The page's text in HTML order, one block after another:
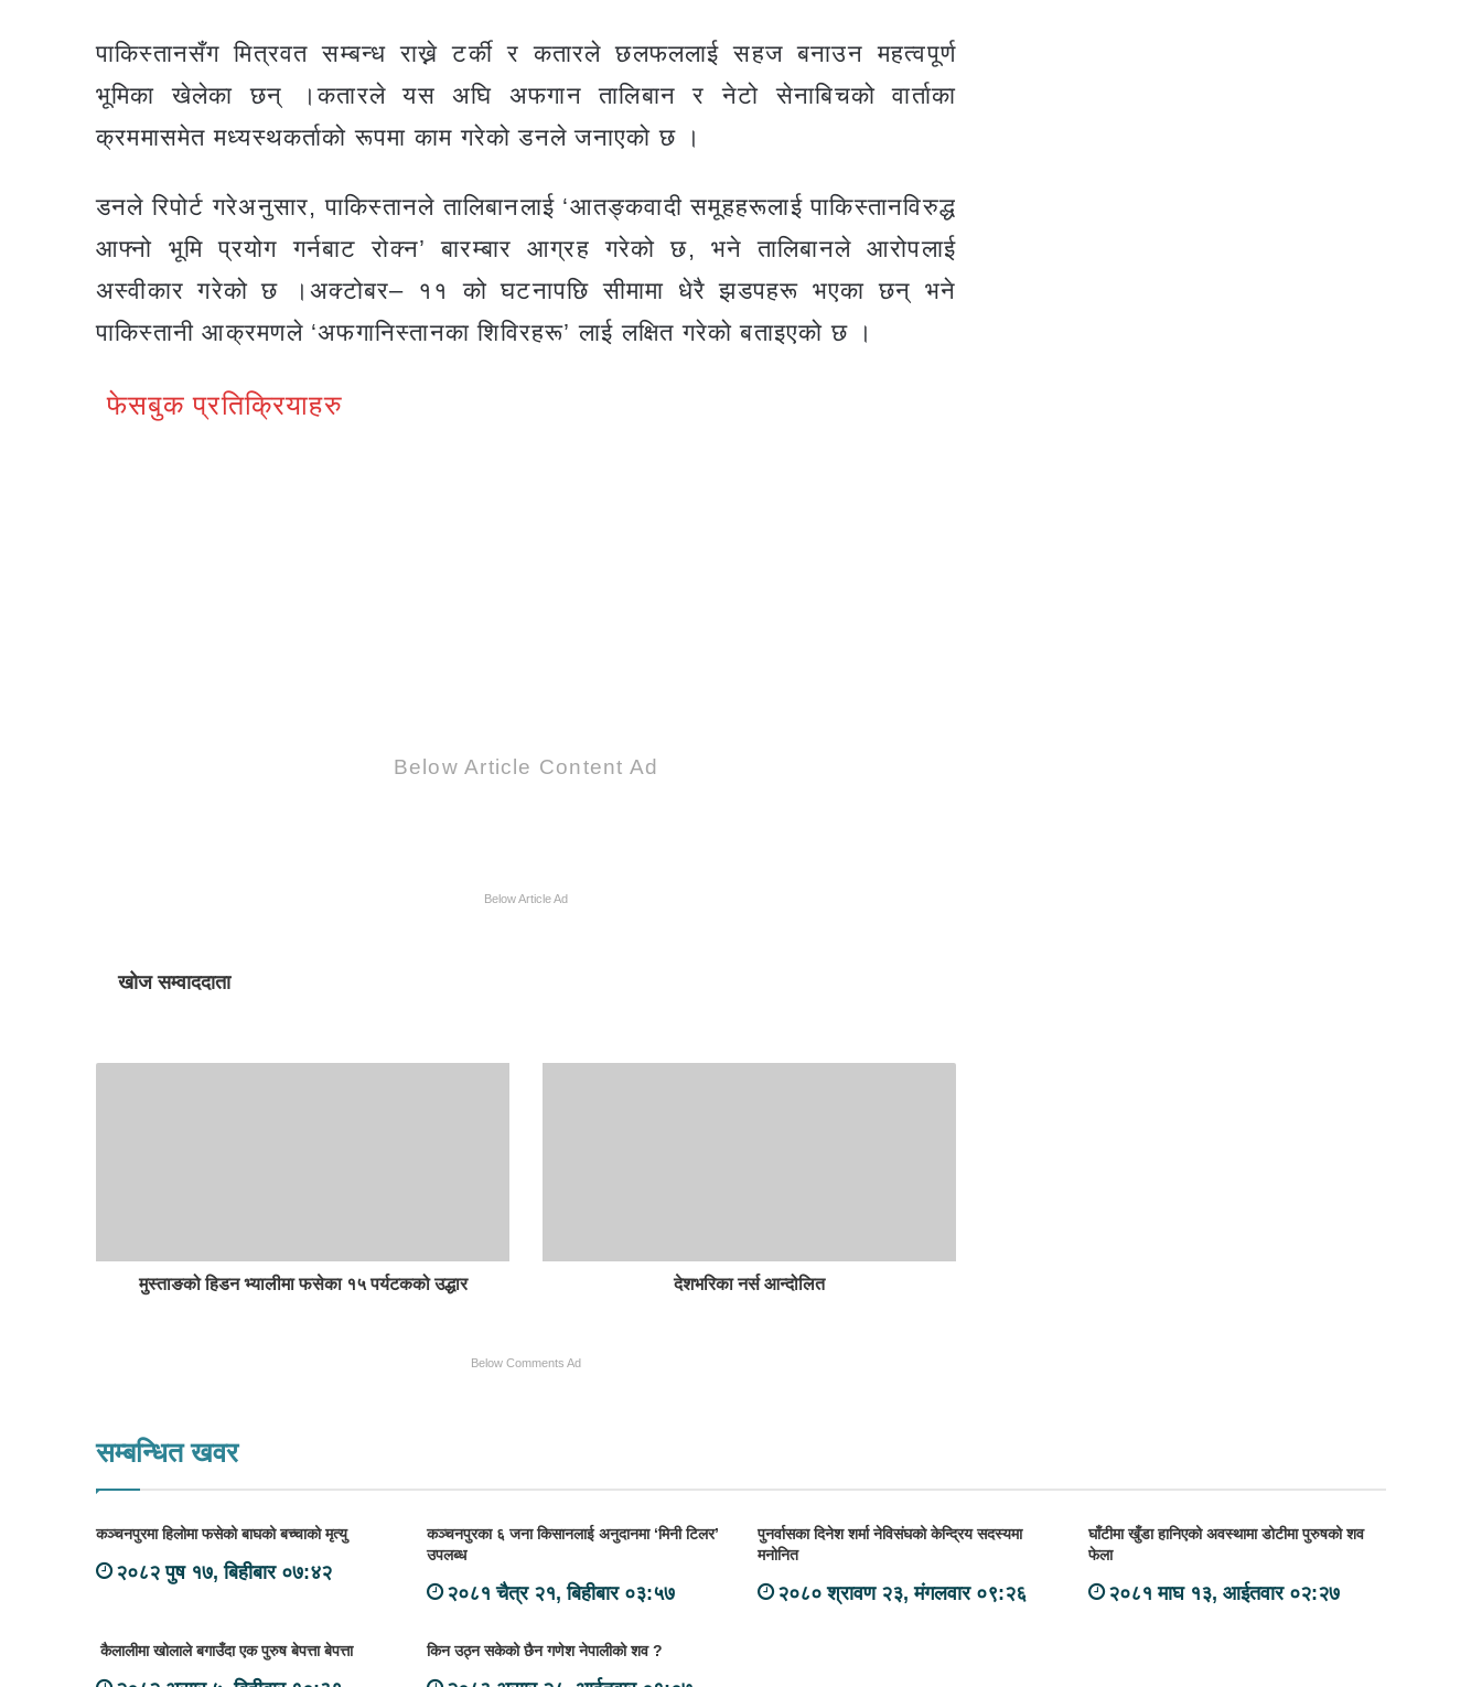
पाकिस्तानसँग मित्रवत सम्बन्ध राख्ने टर्की र कतारले छलफललाई सहज बनाउन महत्वपूर्ण
भूमिका खेलेका छन् ।कतारले यस अघि अफगान तालिबान र नेटो सेनाबिचको वार्ताका
क्रममासमेत मध्यस्थकर्ताको रूपमा काम गरेको डनले जनाएको छ ।
डनले रिपोर्ट गरेअनुसार, पाकिस्तानले तालिबानलाई ‘आतङ्कवादी समूहहरूलाई पाकिस्तानविरुद्ध
आफ्नो भूमि प्रयोग गर्नबाट रोक्न’ बारम्बार आग्रह गरेको छ, भने तालिबानले आरोपलाई
अस्वीकार गरेको छ ।अक्टोबर– ११ को घटनापछि सीमामा धेरै झडपहरू भएका छन् भने
पाकिस्तानी आक्रमणले ‘अफगानिस्तानका शिविरहरू’ लाई लक्षित गरेको बताइएको छ ।
फेसबुक प्रतिक्रियाहरु
Below Article Content Ad
Below Article Ad
खोज सम्वाददाता
मुस्ताङको हिडन भ्यालीमा फसेका १५ पर्यटकको उद्धार देशभरिका नर्स आन्दोलित
Below Comments Ad
सम्बन्धित खवर
कञ्चनपुरमा हिलोमा फसेको बाघको बच्चाको मृत्यु
२०८२ पुष १७, बिहीबार ०७:४२
कञ्चनपुरका ६ जना किसानलाई अनुदानमा ‘मिनी टिलर’
उपलब्ध
२०८१ चैत्र २१, बिहीबार ०३:५७
पुनर्वासका दिनेश शर्मा नेविसंघको केन्द्रिय सदस्यमा
मनोनित
२०८० श्रावण २३, मंगलवार ०९:२६
घाँटीमा खुँडा हानिएको अवस्थामा डोटीमा पुरुषको शव
फेला
२०८१ माघ १३, आईतवार ०२:२७
कैलालीमा खोलाले बगाउँदा एक पुरुष बेपत्ता बेपत्ता किन उठ्न सकेको छैन गणेश नेपालीको शव ?